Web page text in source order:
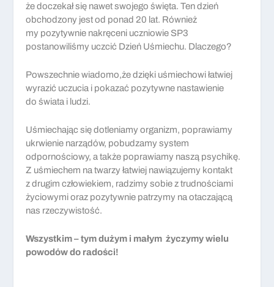
że doczekał się nawet swojego święta. Ten dzień
obchodzony jest od ponad 20 lat. Również
my pozytywnie nakręceni uczniowie SP3
postanowiliśmy uczcić Dzień Uśmiechu. Dlaczego?
Powszechnie wiadomo,że dzięki uśmiechowi łatwiej
wyrazić uczucia i pokazać pozytywne nastawienie
do świata i ludzi.
Uśmiechając się dotleniamy organizm, poprawiamy
ukrwienie narządów, pobudzamy system
odpornościowy, a także poprawiamy naszą psychikę.
Z uśmiechem na twarzy łatwiej nawiązujemy kontakt
z drugim człowiekiem, radzimy sobie z trudnościami
życiowymi oraz pozytywnie patrzymy na otaczającą
nas rzeczywistość.
Wszystkim – tym dużym i małym życzymy wielu
powodów do radości!